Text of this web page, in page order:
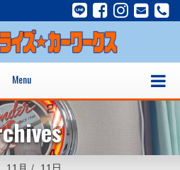
Menu
11月 11日